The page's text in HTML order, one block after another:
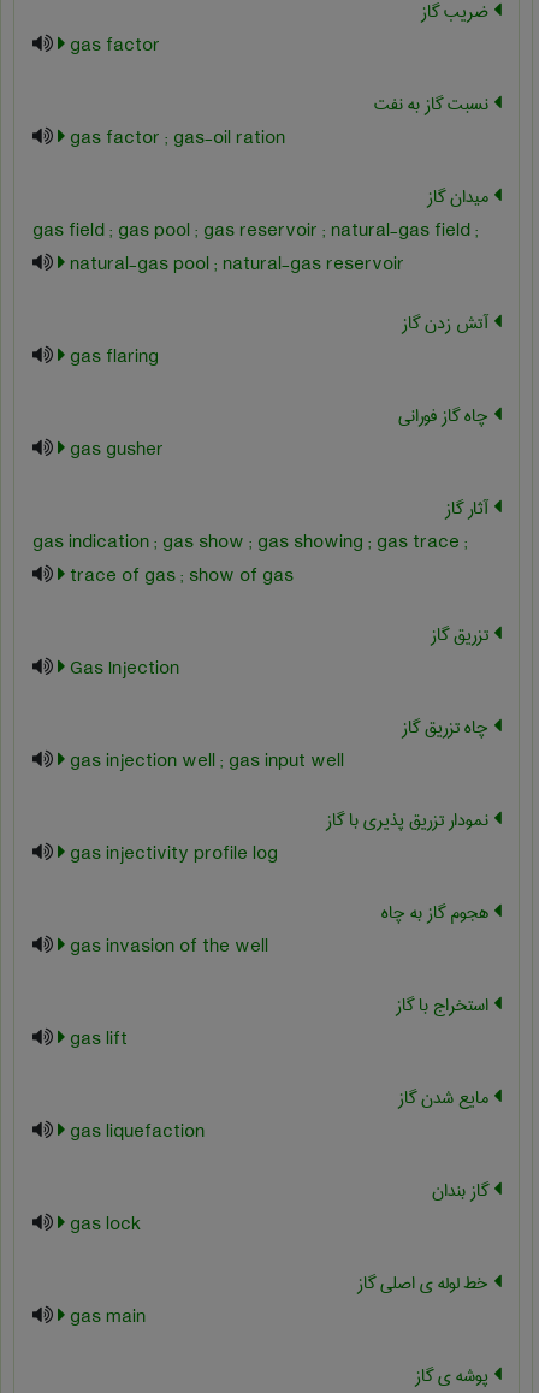
ضریب گاز
gas factor
نسبت گاز به نفت
gas factor ; gas-oil ration
میدان گاز
gas field ; gas pool ; gas reservoir ; natural-gas field ;
natural-gas pool ; natural-gas reservoir
آتش زدن گاز
gas flaring
چاه گاز فورانی
gas gusher
آثار گاز
gas indication ; gas show ; gas showing ; gas trace ;
trace of gas ; show of gas
تزریق گاز
Gas Injection
چاه تزریق گاز
gas injection well ; gas input well
نمودار تزریق پذیری با گاز
gas injectivity profile log
هجوم گاز به چاه
gas invasion of the well
استخراج با گاز
gas lift
مایع شدن گاز
gas liquefaction
گاز بندان
gas lock
خط لوله ی اصلی گاز
gas main
پوشه ی گاز